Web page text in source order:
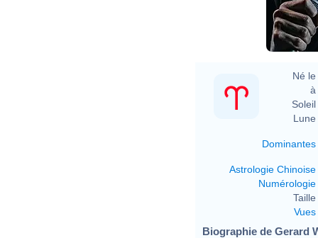
Né le
à
Soleil
Lune
Dominantes
Astrologie Chinoise
Numérologie
Taille
Vues
Biographie de Gerard